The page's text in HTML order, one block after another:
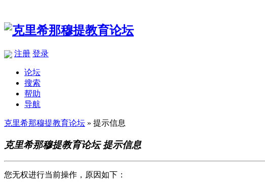
注册 登录
论坛
搜索
帮助
导航
克里希那穆提教育论坛 » 提示信息
克里希那穆提教育论坛 提示信息
您无权进行当前操作，原因如下：